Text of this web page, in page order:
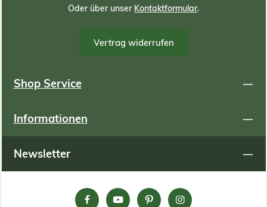
Oder über unser Kontaktformular.
Vertrag widerrufen
Shop Service
Informationen
Newsletter